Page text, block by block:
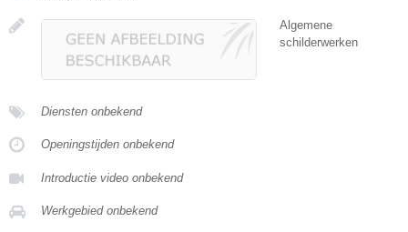
Algemene
schilderwerken
Diensten onbekend
Openingstijden onbekend
Introductie video onbekend
Werkgebied onbekend